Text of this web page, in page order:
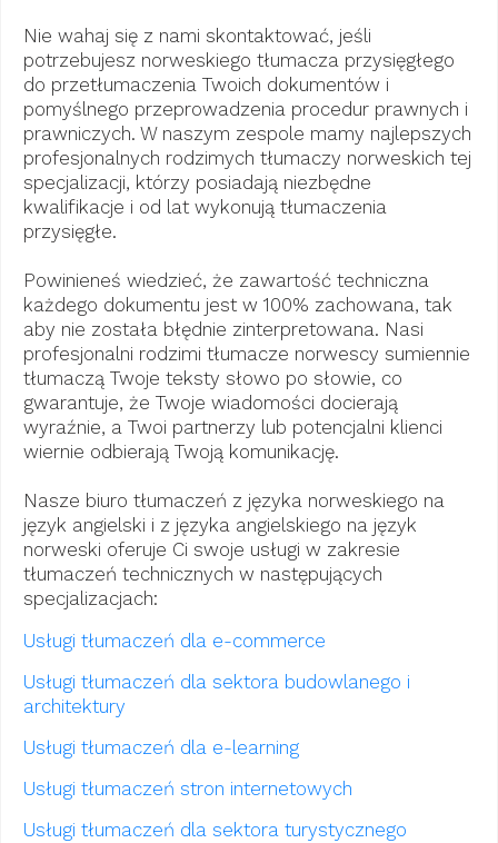
Nie wahaj się z nami skontaktować, jeśli
potrzebujesz norweskiego tłumacza przysięgłego
do przetłumaczenia Twoich dokumentów i
pomyślnego przeprowadzenia procedur prawnych i
prawniczych. W naszym zespole mamy najlepszych
profesjonalnych rodzimych tłumaczy norweskich tej
specjalizacji, którzy posiadają niezbędne
kwalifikacje i od lat wykonują tłumaczenia
przysięgłe.
Powinieneś wiedzieć, że zawartość techniczna
każdego dokumentu jest w 100% zachowana, tak
aby nie została błędnie zinterpretowana. Nasi
profesjonalni rodzimi tłumacze norwescy sumiennie
tłumaczą Twoje teksty słowo po słowie, co
gwarantuje, że Twoje wiadomości docierają
wyraźnie, a Twoi partnerzy lub potencjalni klienci
wiernie odbierają Twoją komunikację.
Nasze biuro tłumaczeń z języka norweskiego na
język angielski i z języka angielskiego na język
norweski oferuje Ci swoje usługi w zakresie
tłumaczeń technicznych w następujących
specjalizacjach:
Usługi tłumaczeń dla e-commerce
Usługi tłumaczeń dla sektora budowlanego i
architektury
Usługi tłumaczeń dla e-learning
Usługi tłumaczeń stron internetowych
Usługi tłumaczeń dla sektora turystycznego